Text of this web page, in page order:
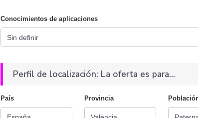
Conocimientos de aplicaciones
Perfil de localización: La oferta es para...
País Provincia